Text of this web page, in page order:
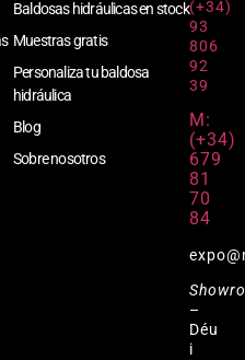
Baldosas hidráulicas en stock
Muestras gratis
Personaliza tu baldosa
hidráulica
Blog
Sobre nosotros
(+34)
93
806
92
39
M:
(+34)
679
81
70
84
–
Déu
i